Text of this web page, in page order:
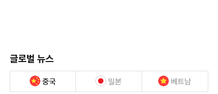
글로벌 뉴스
중국 일본 베트남